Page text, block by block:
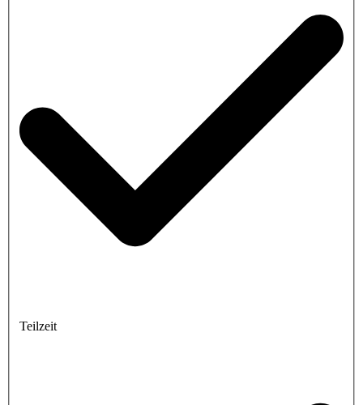
Teilzeit